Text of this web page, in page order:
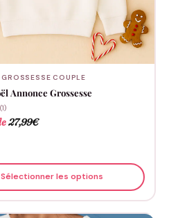
COUPLE
Annonce Grossesse
(1)
27,99€
Sélectionner les options